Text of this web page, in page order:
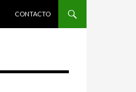
CONTACTO